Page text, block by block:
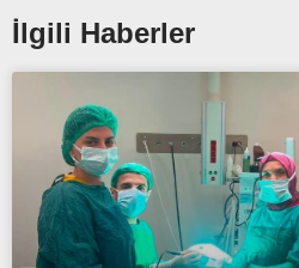
İlgili Haberler